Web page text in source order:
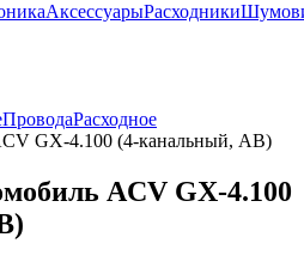
АксессуарыРасходники
ПроводаРасходное
GX-4.100 (4-канальный, АВ)
ACV GX-4.100